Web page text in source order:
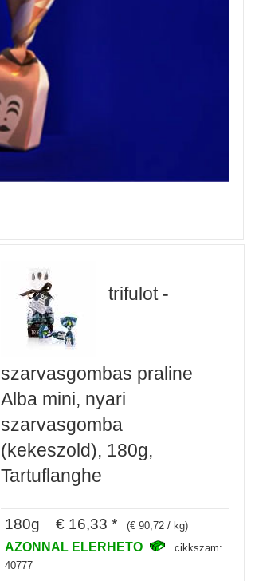
trifulot -
szarvasgombas praline
Alba mini, nyari
szarvasgomba
(kekeszold), 180g,
Tartuflanghe
180g € 16,33 * (€ 90,72 / kg)
AZONNAL ELERHETO
cikkszam:
40777